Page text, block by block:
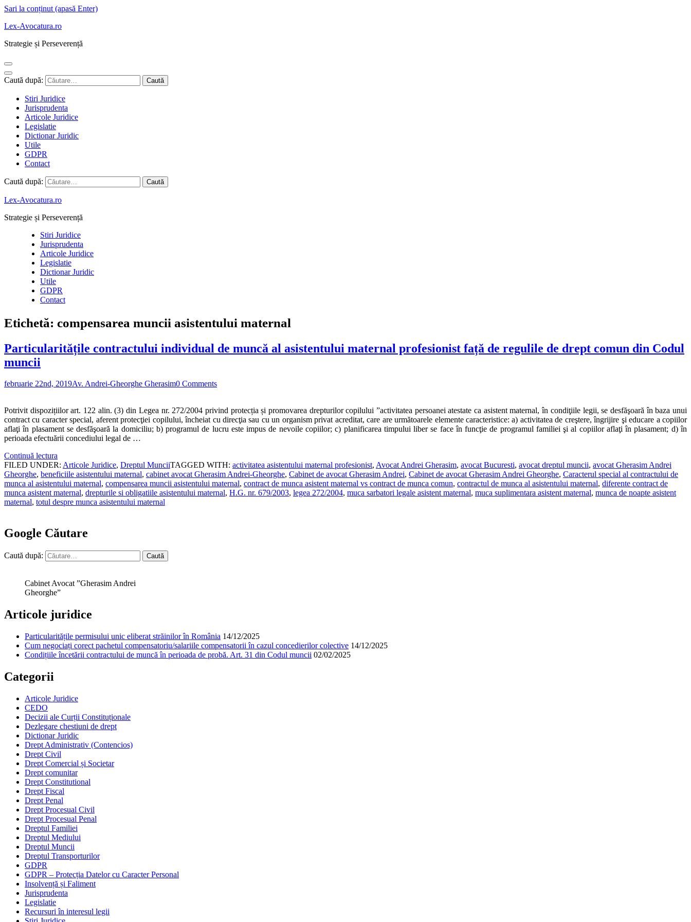
Sari la conținut (apasă Enter)
Lex-Avocatura.ro
Strategie și Perseverență
Caută după:
Stiri Juridice
Jurisprudenta
Articole Juridice
Legislatie
Dictionar Juridic
Utile
GDPR
Contact
Caută după:
Lex-Avocatura.ro
Strategie și Perseverență
Stiri Juridice
Jurisprudenta
Articole Juridice
Legislatie
Dictionar Juridic
Utile
GDPR
Contact
Etichetă: compensarea muncii asistentului maternal
Particularitățile contractului individual de muncă al asistentului maternal profesionist față de regulile de drept comun din Codul
muncii
februarie 22nd, 2019Av. Andrei-Gheorghe Gherasim0 Comments
Potrivit dispozițiilor art. 122 alin. (3) din Legea nr. 272/2004 privind protecția și promovarea drepturilor copilului ”activitatea persoanei atestate ca asistent maternal, în condiţiile legii, se desfăşoară în baza unui
contract cu caracter special, aferent protecţiei copilului, încheiat cu direcţia sau cu un organism privat acreditat, care are următoarele elemente caracteristice: a) activitatea de creştere, îngrijire şi educare a copiilor
aflaţi în plasament se desfăşoară la domiciliu; b) programul de lucru este impus de nevoile copiilor; c) planificarea timpului liber se face în funcţie de programul familiei şi al copiilor aflaţi în plasament; d) în
perioada efectuării concediului legal de …
Continuă lectura
FILED UNDER: Articole Juridice, Dreptul MunciiTAGGED WITH: activitatea asistentului maternal profesionist, Avocat Andrei Gherasim, avocat Bucuresti, avocat dreptul muncii, avocat Gherasim Andrei
Gheorghe, beneficiile asistentului maternal, cabinet avocat Gherasim Andrei-Gheorghe, Cabinet de avocat Gherasim Andrei, Cabinet de avocat Gherasim Andrei Gheorghe, Caracterul special al contractului de
munca al asistentului maternal, compensarea muncii asistentului maternal, contract de munca asistent maternal vs contract de munca comun, contractul de munca al asistentului maternal, diferente contract de
munca asistent maternal, drepturile si obligatiile asistentului maternal, H.G. nr. 679/2003, legea 272/2004, muca sarbatori legale asistent maternal, muca suplimentara asistent maternal, munca de noapte asistent
maternal, totul despre munca asistentului maternal
Google Căutare
Caută după:
Cabinet Avocat ”Gherasim Andrei
Gheorghe”
Articole juridice
Particularitățile permisului unic eliberat străinilor în România 14/12/2025
Cum negociați corect pachetul compensatoriu/salariile compensatorii în cazul concedierilor colective 14/12/2025
Condițiile încetării contractului de muncă în perioada de probă. Art. 31 din Codul muncii 02/02/2025
Categorii
Articole Juridice
CEDO
Decizii ale Curții Constituționale
Dezlegare chestiuni de drept
Dictionar Juridic
Drept Administrativ (Contencios)
Drept Civil
Drept Comercial și Societar
Drept comunitar
Drept Constitutional
Drept Fiscal
Drept Penal
Drept Procesual Civil
Drept Procesual Penal
Dreptul Familiei
Dreptul Mediului
Dreptul Muncii
Dreptul Transporturilor
GDPR
GDPR – Protecția Datelor cu Caracter Personal
Insolvență și Faliment
Jurisprudenta
Legislatie
Recursuri în interesul legii